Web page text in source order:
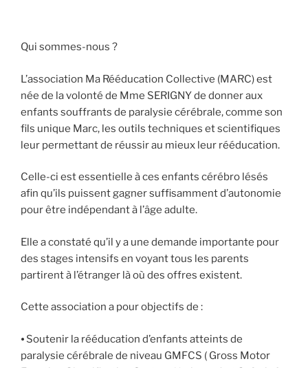
Qui sommes-nous ?
L’association Ma Rééducation Collective (MARC) est
née de la volonté de Mme SERIGNY de donner aux
enfants souffrants de paralysie cérébrale, comme son
fils unique Marc, les outils techniques et scientifiques
leur permettant de réussir au mieux leur rééducation.
Celle-ci est essentielle à ces enfants cérébro lésés
afin qu’ils puissent gagner suffisamment d’autonomie
pour être indépendant à l’âge adulte.
Elle a constaté qu’il y a une demande importante pour
des stages intensifs en voyant tous les parents
partirent à l’étranger là où des offres existent.
Cette association a pour objectifs de :
⦁ Soutenir la rééducation d’enfants atteints de
paralysie cérébrale de niveau GMFCS ( Gross Motor